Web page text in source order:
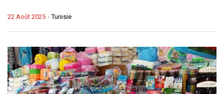
-Tunisie
22 Août 2025